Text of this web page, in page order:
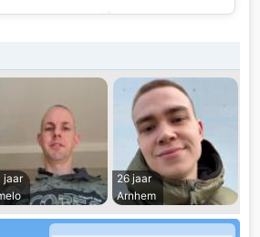
jaar
26 jaar
Arnhem